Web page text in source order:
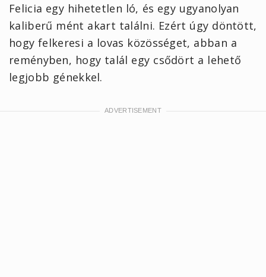
Felicia egy hihetetlen ló, és egy ugyanolyan
kaliberű mént akart találni. Ezért úgy döntött,
hogy felkeresi a lovas közösséget, abban a
reményben, hogy talál egy csődört a lehető
legjobb génekkel.